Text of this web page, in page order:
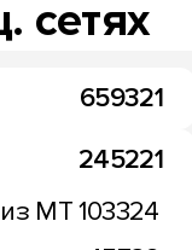
сетях
659321
245221
МТ103324